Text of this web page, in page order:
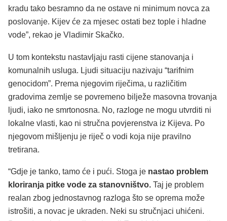
kradu tako besramno da ne ostave ni minimum novca za
poslovanje. Kijev će za mjesec ostati bez tople i hladne
vode”, rekao je Vladimir Skačko.
U tom kontekstu nastavljaju rasti cijene stanovanja i
komunalnih usluga. Ljudi situaciju nazivaju “tarifnim
genocidom”. Prema njegovim riječima, u različitim
gradovima zemlje se povremeno bilježe masovna trovanja
ljudi, iako ne smrtonosna. No, razloge ne mogu utvrditi ni
lokalne vlasti, kao ni stručna povjerenstva iz Kijeva. Po
njegovom mišljenju je riječ o vodi koja nije pravilno
tretirana.
“Gdje je tanko, tamo će i pući. Stoga je nastao problem
kloriranja pitke vode za stanovništvo. Taj je problem
realan zbog jednostavnog razloga što se oprema može
istrošiti, a novac je ukraden. Neki su stručnjaci uhićeni.